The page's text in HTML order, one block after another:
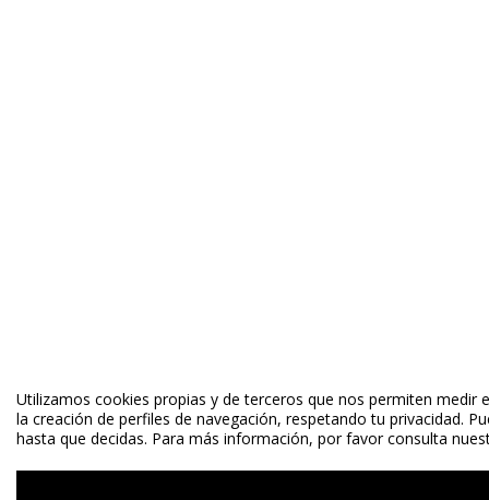
Utilizamos cookies propias y de terceros que nos permiten
la creación de perfiles de navegación, respetando tu privacidad.
hasta que decidas. Para más información, por favor consulta